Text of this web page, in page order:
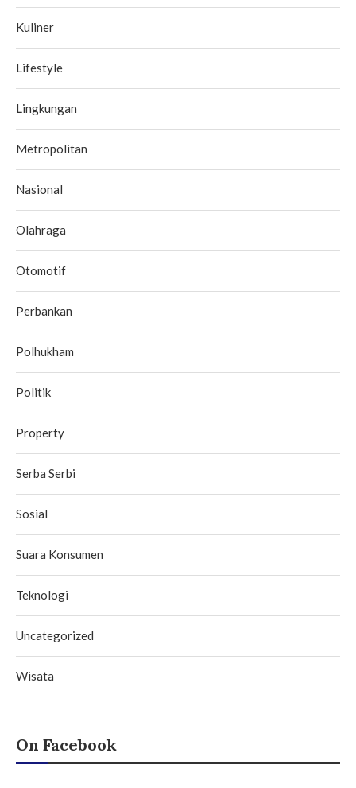
Kuliner
Lifestyle
Lingkungan
Metropolitan
Nasional
Olahraga
Otomotif
Perbankan
Polhukham
Politik
Property
Serba Serbi
Sosial
Suara Konsumen
Teknologi
Uncategorized
Wisata
On Facebook